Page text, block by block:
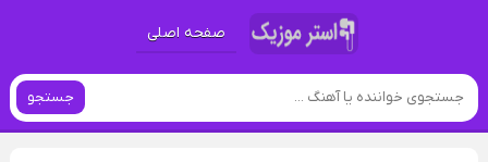
صفحه اصلی
جستجو